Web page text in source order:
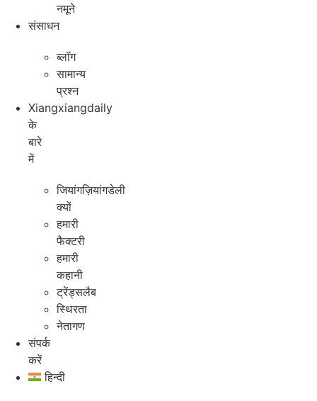
नमूने
संसाधन
ब्लॉग
सामान्य
प्रश्न
Xiangxiangdaily
के
बारे
में
जियांगज़ियांगडेली
क्यों
हमारी
फैक्टरी
हमारी
कहानी
ट्रेंड्सलैब
स्थिरता
नेतागण
संपर्क
करें
हिन्दी